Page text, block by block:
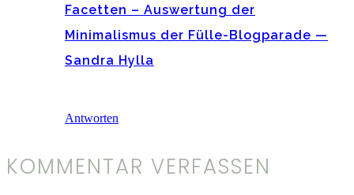
Facetten – Auswertung der
Minimalismus der Fülle-Blogparade —
Sandra Hylla
Antworten
KOMMENTAR VERFASSEN